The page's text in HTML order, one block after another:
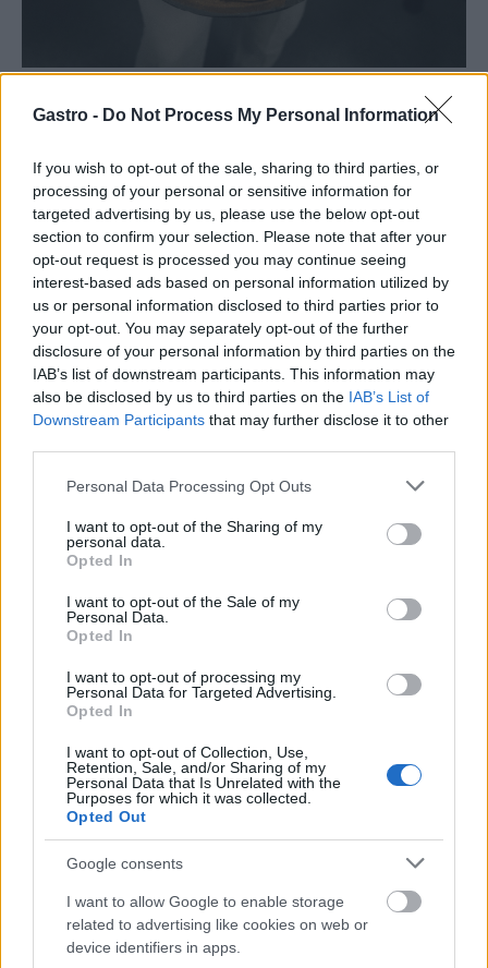
Gastro - Do Not Process My Personal Information
If you wish to opt-out of the sale, sharing to third parties, or
processing of your personal or sensitive information for
targeted advertising by us, please use the below opt-out
section to confirm your selection. Please note that after your
opt-out request is processed you may continue seeing
interest-based ads based on personal information utilized by
us or personal information disclosed to third parties prior to
your opt-out. You may separately opt-out of the further
disclosure of your personal information by third parties on the
IAB’s list of downstream participants. This information may
also be disclosed by us to third parties on the IAB’s List of
Downstream Participants that may further disclose it to other
Please note that this website/app uses one or more Google
not limited to your visit or usage behaviour. You may click to
grant or deny consent to Google and its third-party tags to
use your data for below specified purposes in below Google
consent section.
Personal Data Processing Opt Outs
I want to opt-out of the Sharing of my
personal data.
Opted In
I want to opt-out of the Sale of my
Personal Data.
Opted In
I want to opt-out of processing my
Personal Data for Targeted Advertising.
Opted In
I want to opt-out of Collection, Use,
Retention, Sale, and/or Sharing of my
Personal Data that Is Unrelated with the
Purposes for which it was collected.
Opted Out
Google consents
I want to allow Google to enable storage
related to advertising like cookies on web or
device identifiers in apps.
Kézműves nápolyi pizza a fagyasztóból? Egy
új technológia írja át a mirelitről alkotott
képünket
Egész napos zenei és családi fesztivált
rendeznek Balatonszabadiban